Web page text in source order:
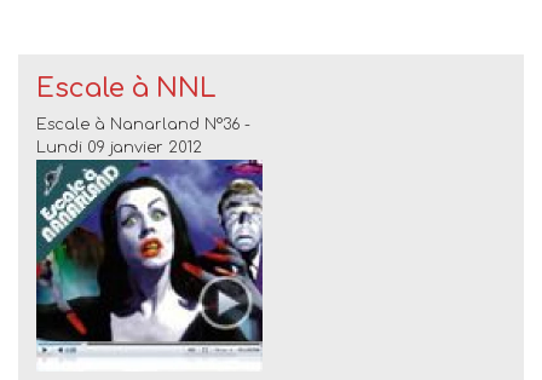
Escale à NNL
Escale à Nanarland N°36 -
Lundi 09 janvier 2012